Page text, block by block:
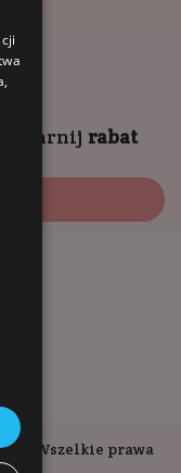
zgarnij rabat
- Wszelkie prawa